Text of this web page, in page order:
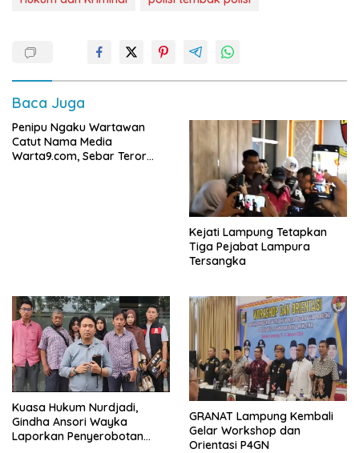
Baca Juga
Penipu Ngaku Wartawan
Catut Nama Media
Warta9.com, Sebar Teror
Kejati Lampung Tetapkan
Tiga Pejabat Lampura
Tersangka
Kuasa Hukum Nurdjadi,
Gindha Ansori Wayka
Laporkan Penyerobotan
GRANAT Lampung Kembali
Gelar Workshop dan
Orientasi P4GN